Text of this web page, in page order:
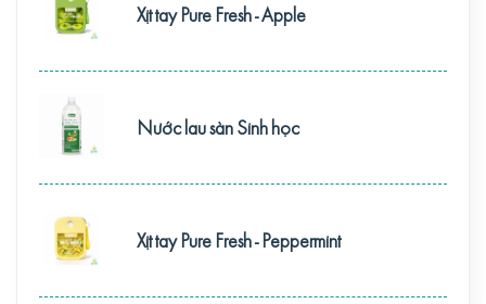
Xịt tay Pure Fresh - Apple
Nước lau sàn Sinh học
Xịt tay Pure Fresh - Peppermint